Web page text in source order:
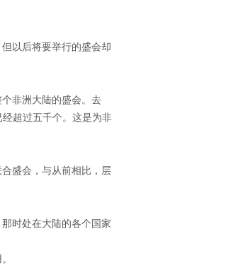
以后将要举行的盛会却
非洲大陆的盛会。去
超过五千个。这是为非
盛会，与从前相比，层
时处在大陆的各个国家